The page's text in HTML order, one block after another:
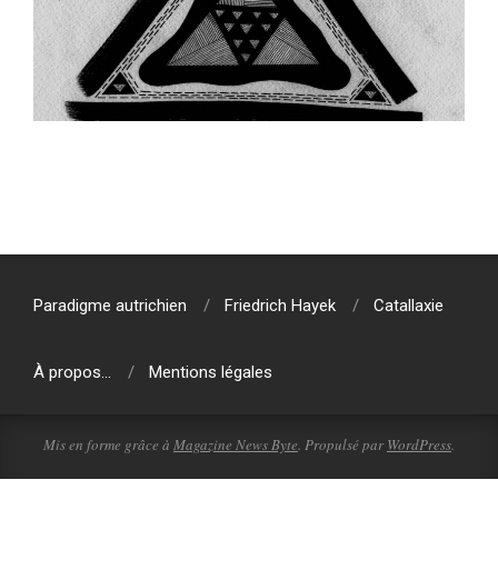
Paradigme autrichien
Friedrich Hayek Catallaxie
À propos… Mentions légales
Mis en forme grâce à Magazine News Byte. Propulsé par WordPress.